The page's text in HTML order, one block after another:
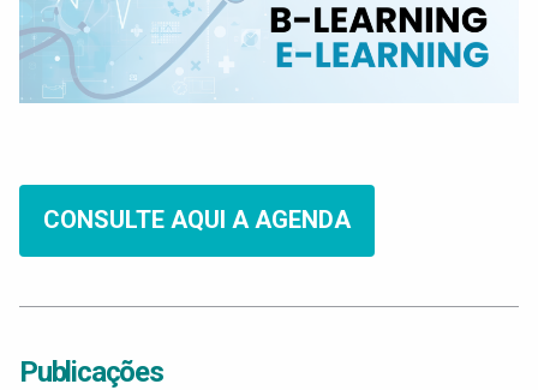
CONSULTE AQUI A AGENDA
Publicações